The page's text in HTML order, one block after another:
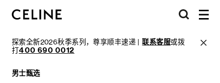
探索全新2026秋季系列，尊享顺丰速递 |联系客服或拨
打400 690 0012
男士甄选